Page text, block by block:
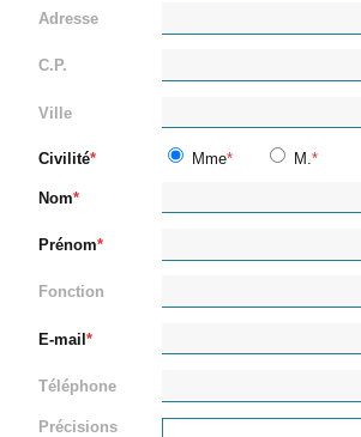
Adresse
C.P.
Ville
Civilité Mme M.
Nom
Prénom
Fonction
E-mail
Téléphone
Précisions